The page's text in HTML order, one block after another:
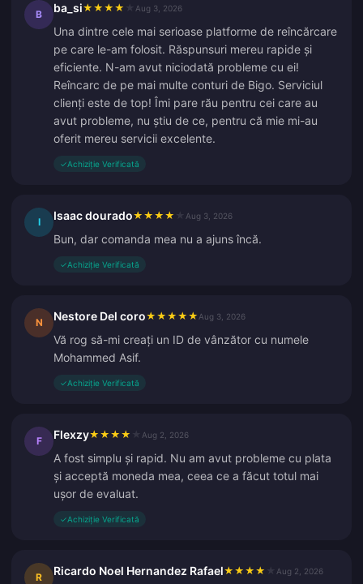
B ba_si★ ★ ★ ★ Aug 3, 2026
Una dintre cele mai serioase platforme de reîncărcare
pe care le-am folosit. Răspunsuri mereu rapide și
eficiente. N-am avut niciodată probleme cu ei!
Reîncarc de pe mai multe conturi de Bigo. Serviciul
clienți este de top! Îmi pare rău pentru cei care au
avut probleme, nu știu de ce, pentru că mie mi-au
oferit mereu servicii excelente.
✓Achiziție Verificată
I Isaac dourado★ ★ ★ ★ Aug 3, 2026
Bun, dar comanda mea nu a ajuns încă.
✓Achiziție Verificată
N Nestore Del coro★ ★ ★ ★ ★ Aug 3, 2026
Vă rog să-mi creați un ID de vânzător cu numele
Mohammed Asif.
✓Achiziție Verificată
F Flexzy★ ★ ★ ★ Aug 2, 2026
A fost simplu și rapid. Nu am avut probleme cu plata
și acceptă moneda mea, ceea ce a făcut totul mai
ușor de evaluat.
✓Achiziție Verificată
R Ricardo Noel Hernandez Rafael★ ★ ★ ★ Aug 2, 2026